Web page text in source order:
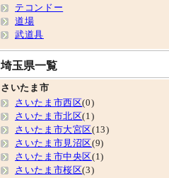
テコンドー
道場
武道具
埼玉県一覧
さいたま市
さいたま市西区(0)
さいたま市北区(1)
さいたま市大宮区(13)
さいたま市見沼区(9)
さいたま市中央区(1)
さいたま市桜区(3)